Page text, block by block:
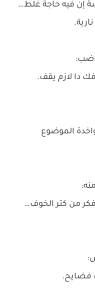
إن فيه حاجة غلط…
دا لازم يقف.
الموضوع
من كتر الخوف…
فضايح.